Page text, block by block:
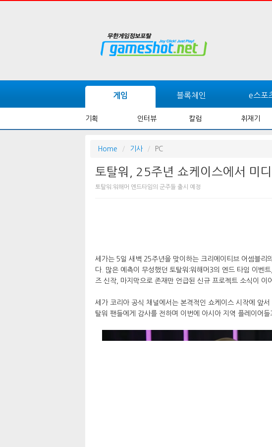
게임 블록체인 e스포
기획 인터뷰 칼럼 취재기
Home 기사 PC
토탈워, 25주년 쇼케이스에서 미
토탈워:워해머 엔드타임의 군주들 출시 예정
세가는 5일 새벽 25주년을 맞이하는 크리에이티브 어셈블리
다. 많은 예측이 무성했던 토탈워:워해머3의 엔드 타임 이벤
즈 신작, 마지막으로 존재만 언급된 신규 프로젝트 소식이 이
세가 코리아 공식 채널에서는 본격적인 쇼케이스 시작에 앞
탈워 팬들에게 감사를 전하며 이번에 아시아 지역 플레이어